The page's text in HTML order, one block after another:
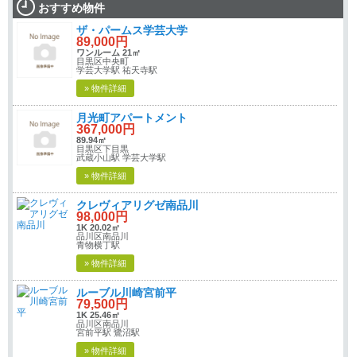
おすすめ物件
ザ・パームス学芸大学
89,000円
ワンルーム 21㎡
目黒区中央町
学芸大学駅 祐天寺駅
» 物件詳細
月光町アパートメント
367,000円
89.94㎡
目黒区下目黒
武蔵小山駅 学芸大学駅
» 物件詳細
クレヴィアリグゼ南品川
98,000円
1K 20.02㎡
品川区南品川
青物横丁駅
» 物件詳細
ルーブル川崎宮前平
79,500円
1K 25.46㎡
品川区南品川
宮前平駅 鷺沼駅
» 物件詳細